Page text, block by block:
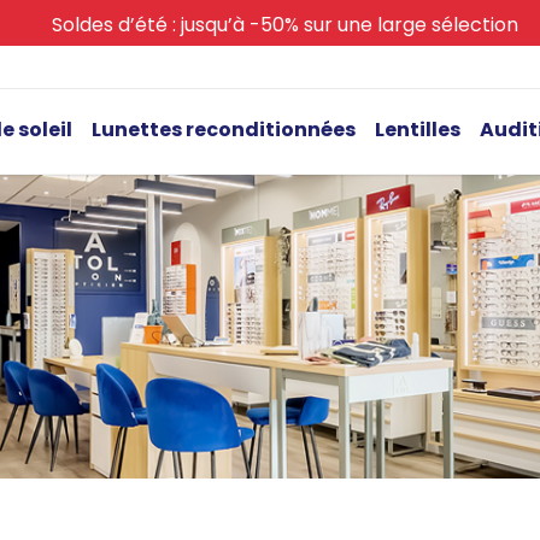
Soldes d’été : jusqu’à -50% sur une large sélection
soleil Lunettes reconditionnées Lentilles